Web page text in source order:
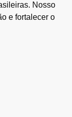
Nosso
e fortalecer o